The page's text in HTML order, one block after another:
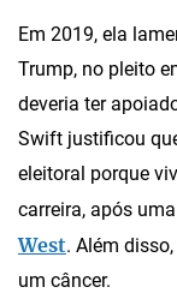
Em 2019, ela
Trump, no pleito
deveria ter
Swift justificou
eleitoral porque
carreira, após
West. Além
um câncer.